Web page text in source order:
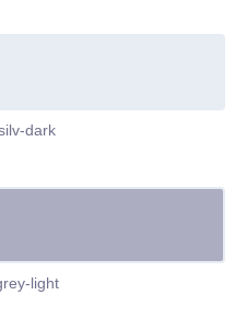
dark
light